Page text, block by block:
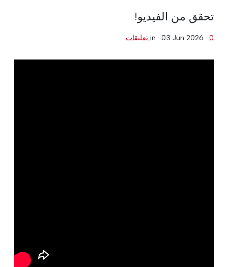
تحقق من الفيديو!
in · 03 Jun 2026 · 0 تعليقات